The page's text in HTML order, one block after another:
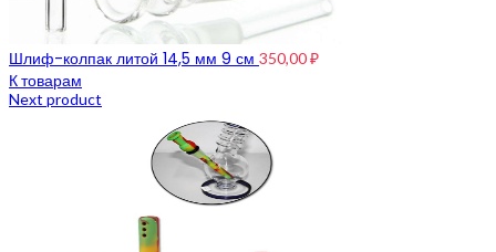
Шлиф-колпак литой 14,5 мм 9 см 350,00₽
К товарам
Next product